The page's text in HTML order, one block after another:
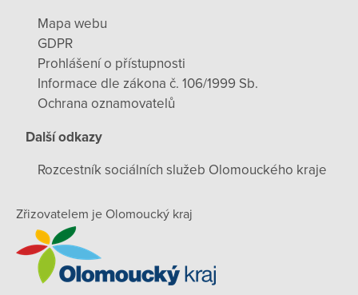
Mapa webu
GDPR
Prohlášení o přístupnosti
Informace dle zákona č. 106/1999 Sb.
Ochrana oznamovatelů
Další odkazy
Rozcestník sociálních služeb Olomouckého kraje
Zřizovatelem je Olomoucký kraj